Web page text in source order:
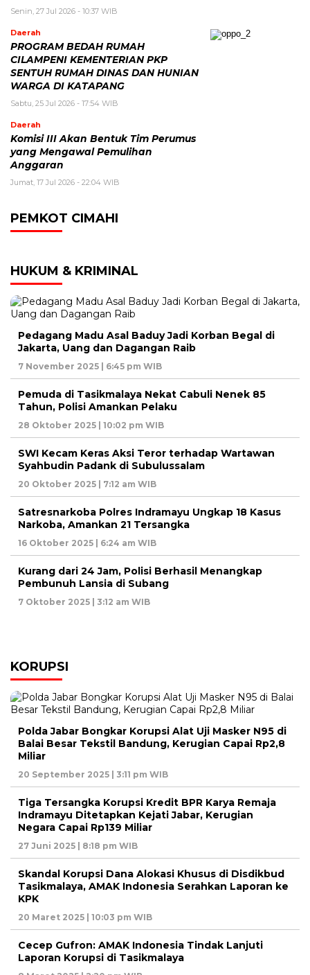
Senin, 27 Jul 2026 - 10:37 WIB
Daerah
PROGRAM BEDAH RUMAH
CILAMPENI KEMENTERIAN PKP
SENTUH RUMAH DINAS DAN HUNIAN
WARGA DI KATAPANG
Sabtu, 25 Jul 2026 - 17:54 WIB
Daerah
Komisi III Akan Bentuk Tim Perumus
yang Mengawal Pemulihan
Anggaran
Jumat, 17 Jul 2026 - 22:04 WIB
PEMKOT CIMAHI
HUKUM & KRIMINAL
Pedagang Madu Asal Baduy Jadi Korban Begal di
Jakarta, Uang dan Dagangan Raib
7 November 2025 | 6:45 pm WIB
Pemuda di Tasikmalaya Nekat Cabuli Nenek 85
Tahun, Polisi Amankan Pelaku
28 Oktober 2025 | 10:02 pm WIB
SWI Kecam Keras Aksi Teror terhadap Wartawan
Syahbudin Padank di Subulussalam
20 Oktober 2025 | 7:12 am WIB
Satresnarkoba Polres Indramayu Ungkap 18 Kasus
Narkoba, Amankan 21 Tersangka
16 Oktober 2025 | 6:24 am WIB
Kurang dari 24 Jam, Polisi Berhasil Menangkap
Pembunuh Lansia di Subang
7 Oktober 2025 | 3:12 am WIB
KORUPSI
Polda Jabar Bongkar Korupsi Alat Uji Masker N95 di
Balai Besar Tekstil Bandung, Kerugian Capai Rp2,8
Miliar
20 September 2025 | 3:11 pm WIB
Tiga Tersangka Korupsi Kredit BPR Karya Remaja
Indramayu Ditetapkan Kejati Jabar, Kerugian
Negara Capai Rp139 Miliar
27 Juni 2025 | 8:18 pm WIB
Skandal Korupsi Dana Alokasi Khusus di Disdikbud
Tasikmalaya, AMAK Indonesia Serahkan Laporan ke
KPK
20 Maret 2025 | 10:03 pm WIB
Cecep Gufron: AMAK Indonesia Tindak Lanjuti
Laporan Korupsi di Tasikmalaya